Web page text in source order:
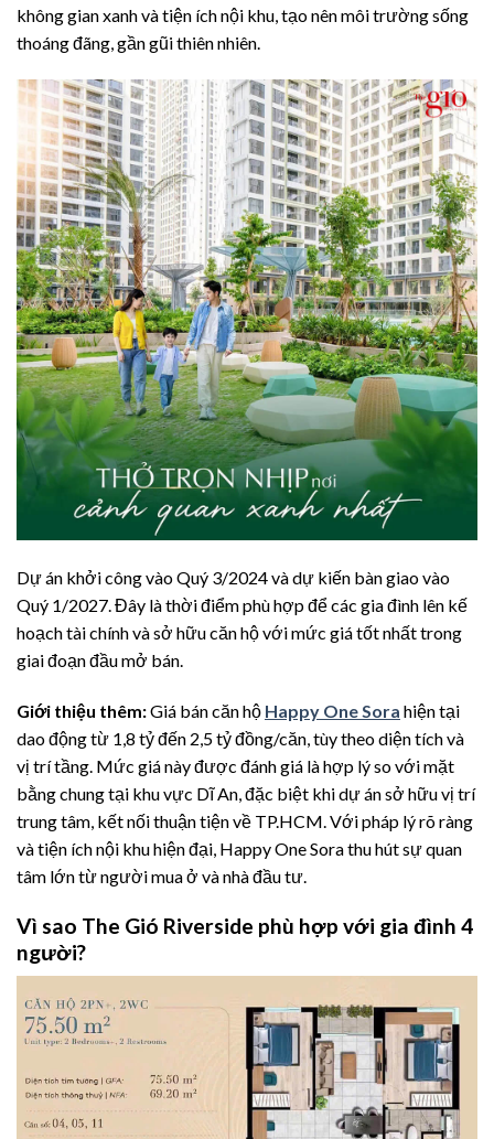
không gian xanh và tiện ích nội khu, tạo nên môi trường sống
thoáng đãng, gần gũi thiên nhiên.
Dự án khởi công vào Quý 3/2024 và dự kiến bàn giao vào
Quý 1/2027. Đây là thời điểm phù hợp để các gia đình lên kế
hoạch tài chính và sở hữu căn hộ với mức giá tốt nhất trong
giai đoạn đầu mở bán.
Giới thiệu thêm:Giá bán căn hộ Happy One Sora hiện tại
dao động từ 1,8 tỷ đến 2,5 tỷ đồng/căn, tùy theo diện tích và
vị trí tầng. Mức giá này được đánh giá là hợp lý so với mặt
bằng chung tại khu vực Dĩ An, đặc biệt khi dự án sở hữu vị trí
trung tâm, kết nối thuận tiện về TP.HCM. Với pháp lý rõ ràng
và tiện ích nội khu hiện đại, Happy One Sora thu hút sự quan
tâm lớn từ người mua ở và nhà đầu tư.
Vì sao The Gió Riverside phù hợp với gia đình 4
người?